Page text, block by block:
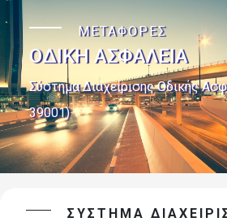
ΜΕΤΑΦΟΡΕΣ
ΟΔΙΚΗ ΑΣΦΑΛΕΙΑ
Σύστημα Διαχείρισης Οδικής
39001)
ΣΎΣΤΗΜΑ